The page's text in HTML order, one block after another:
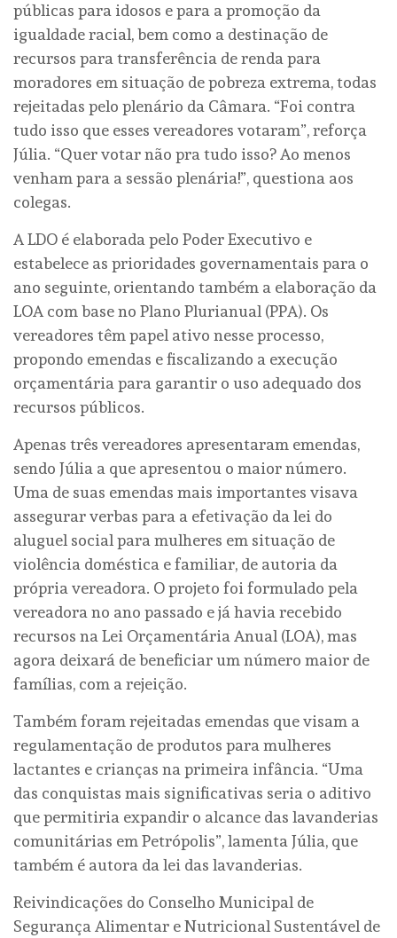
públicas para idosos e para a promoção da
igualdade racial, bem como a destinação de
recursos para transferência de renda para
moradores em situação de pobreza extrema, todas
rejeitadas pelo plenário da Câmara. “Foi contra
tudo isso que esses vereadores votaram”, reforça
Júlia. “Quer votar não pra tudo isso? Ao menos
venham para a sessão plenária!”, questiona aos
colegas.
A LDO é elaborada pelo Poder Executivo e
estabelece as prioridades governamentais para o
ano seguinte, orientando também a elaboração da
LOA com base no Plano Plurianual (PPA). Os
vereadores têm papel ativo nesse processo,
propondo emendas e fiscalizando a execução
orçamentária para garantir o uso adequado dos
recursos públicos.
Apenas três vereadores apresentaram emendas,
sendo Júlia a que apresentou o maior número.
Uma de suas emendas mais importantes visava
assegurar verbas para a efetivação da lei do
aluguel social para mulheres em situação de
violência doméstica e familiar, de autoria da
própria vereadora. O projeto foi formulado pela
vereadora no ano passado e já havia recebido
recursos na Lei Orçamentária Anual (LOA), mas
agora deixará de beneficiar um número maior de
famílias, com a rejeição.
Também foram rejeitadas emendas que visam a
regulamentação de produtos para mulheres
lactantes e crianças na primeira infância. “Uma
das conquistas mais significativas seria o aditivo
que permitiria expandir o alcance das lavanderias
comunitárias em Petrópolis”, lamenta Júlia, que
também é autora da lei das lavanderias.
Reivindicações do Conselho Municipal de
Segurança Alimentar e Nutricional Sustentável de